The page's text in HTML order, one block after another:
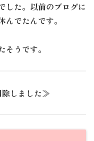
した。以前のブログに
でたんです。
うです。
しました≫